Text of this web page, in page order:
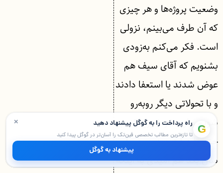
وضعیت پروژه‌ها و هر چیزی
که آن ‌طرف می‌بینم، نزولی
است. فکر می‌کنم به‌زودی
بشنویم که آقای سیف هم
عوض شدند یا استعفا دادند
و با تحولاتی دیگر روبه‌رو
شویم و از صفر شروع کنیم.
حتی تا دولت بعد و مهرماه
سال بعد هم امیدی به اینکه
× G راه پرداخت را به گوگل پیشنهاد دهید
تا تازه‌ترین مطالب تخصصی فین‌تک را آسان‌تر در گوگل پیدا کنید
پیشنهاد به گوگل